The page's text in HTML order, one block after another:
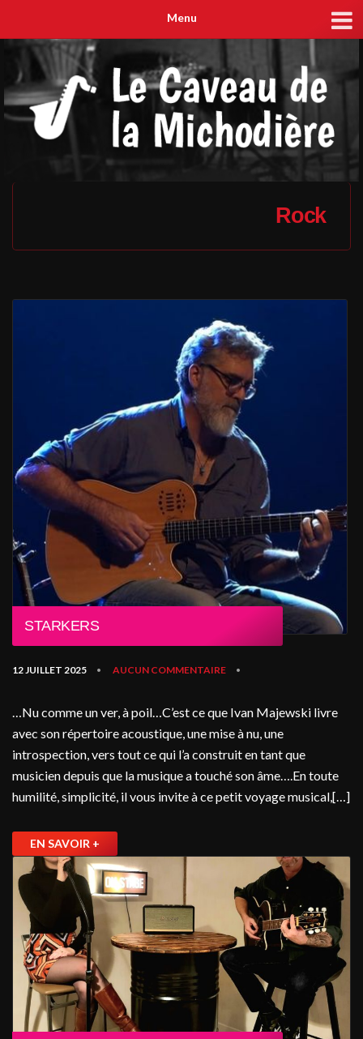
Menu
Rock
STARKERS
12 JUILLET 2025 • AUCUN COMMENTAIRE •
…Nu comme un ver, à poil…C’est ce que Ivan Majewski livre
avec son répertoire acoustique, une mise à nu, une
introspection, vers tout ce qui l’a construit en tant que
musicien depuis que la musique a touché son âme….En toute
humilité, simplicité, il vous invite à ce petit voyage musical,[…]
EN SAVOIR +